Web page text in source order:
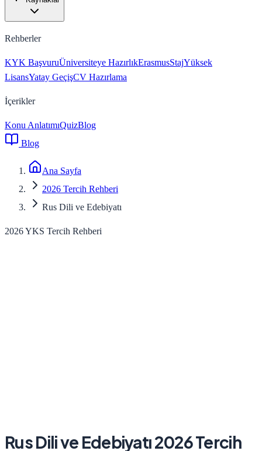
Rehberler
KYK BaşvuruÜniversiteye HazırlıkErasmusStajYüksek
LisansYatay GeçişCV Hazırlama
İçerikler
Konu AnlatımıQuizBlog
Blog
Ana Sayfa
2026 Tercih Rehberi
Rus Dili ve Edebiyatı
2026 YKS Tercih Rehberi
Rus Dili ve Edebiyatı2026Tercih